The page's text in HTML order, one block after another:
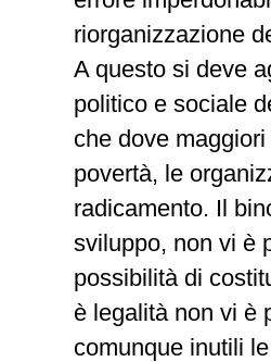
riorganizzazione
A questo si deve
politico e sociale
che dove
povertà, le
radicamento. Il
sviluppo, non vi è
possibilità di
è legalità non vi è
comunque inutili